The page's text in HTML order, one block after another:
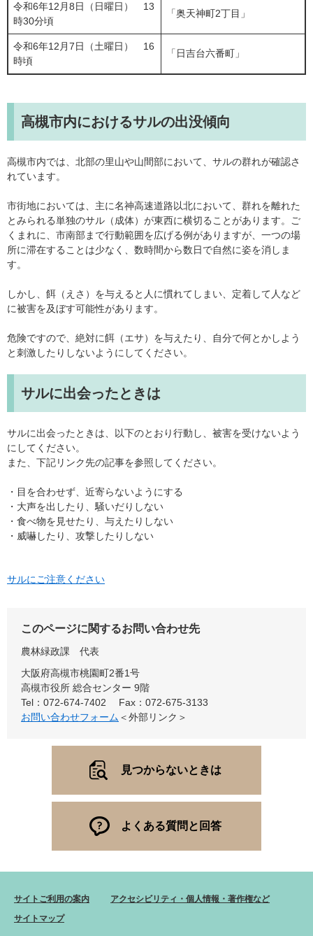
令和6年12月8日（日曜日） 13
時30分頃
「奥天神町2丁目」
令和6年12月7日（土曜日） 16
時頃
「日吉台六番町」
高槻市内におけるサルの出没傾向
高槻市内では、北部の里山や山間部において、サルの群れが確認さ
れています。
市街地においては、主に名神高速道路以北において、群れを離れた
とみられる単独のサル（成体）が東西に横切ることがあります。ご
くまれに、市南部まで行動範囲を広げる例がありますが、一つの場
所に滞在することは少なく、数時間から数日で自然に姿を消しま
す。
しかし、餌（えさ）を与えると人に慣れてしまい、定着して人など
に被害を及ぼす可能性があります。
危険ですので、絶対に餌（エサ）を与えたり、自分で何とかしよう
と刺激したりしないようにしてください。
サルに出会ったときは
サルに出会ったときは、以下のとおり行動し、被害を受けないよう
にしてください。
また、下記リンク先の記事を参照してください。
・目を合わせず、近寄らないようにする
・大声を出したり、騒いだりしない
・食べ物を見せたり、与えたりしない
・威嚇したり、攻撃したりしない
サルにご注意ください
このページに関するお問い合わせ先
農林緑政課
代表
大阪府高槻市桃園町2番1号
高槻市役所 総合センター 9階
Tel：072-674-7402
Fax：072-675-3133
お問い合わせフォーム ＜外部リンク＞
見つからないときは
よくある質問と回答
サイトご利用の案内
アクセシビリティ・個人情報・著作権など
サイトマップ